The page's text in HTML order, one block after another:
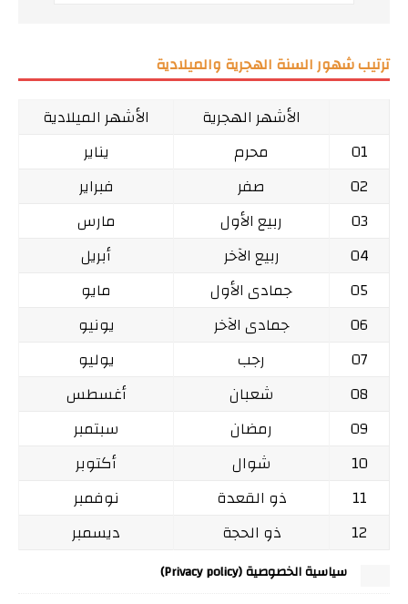
ترتيب شهور السنة الهجرية والميلادية
الأشهر الهجرية
الأشهر الميلادية
01
محرم
يناير
02
صفر
فبراير
03
ربيع الأول
مارس
04
ربيع الآخر
أبريل
05
جمادى الأول
مايو
06
جمادى الآخر
يونيو
07
رجب
يوليو
08
شعبان
أغسطس
09
رمضان
سبتمبر
10
شوال
أكتوبر
11
ذو القعدة
نوفمبر
12
ذو الحجة ديسمبر
سياسية الخصوصية (Privacy policy)